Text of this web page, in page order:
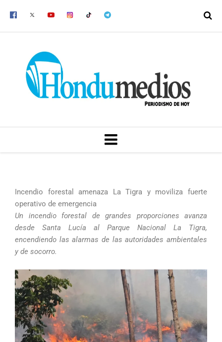
MENU
Incendio forestal amenaza La Tigra y moviliza fuerte
operativo de emergencia
Un incendio forestal de grandes proporciones avanza
desde Santa Lucía al Parque Nacional La Tigra,
encendiendo las alarmas de las autoridades ambientales
y de socorro.